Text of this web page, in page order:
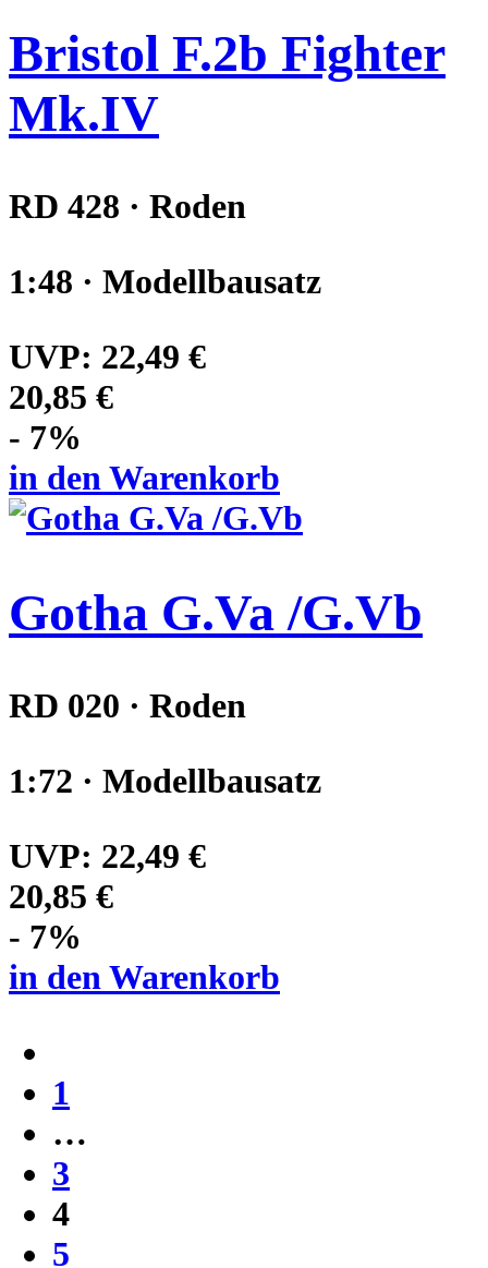
Bristol F.2b Fighter
Mk.IV
RD 428 · Roden
1:48 · Modellbausatz
UVP: 22,49 €
20,85 €
- 7%
in den Warenkorb
Gotha G.Va /G.Vb
RD 020 · Roden
1:72 · Modellbausatz
UVP: 22,49 €
20,85 €
- 7%
in den Warenkorb
1
…
3
4
5